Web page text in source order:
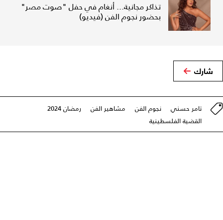
تذاكر مجانية... أنغام في حفل "صوت مصر"
بحضور نجوم الفن (فيديو)
شارك
تامر حسني نجوم الفن مشاهير الفن
رمضان 2024
القضية الفلسطينية